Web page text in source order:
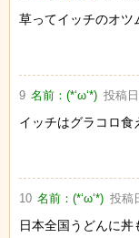
草ってイッチのオツ
9 名前：(*‘ω‘*) 投稿日
イッチはグラコロ食
10 名前：(*‘ω‘*) 投稿
日本全国うどんに丼